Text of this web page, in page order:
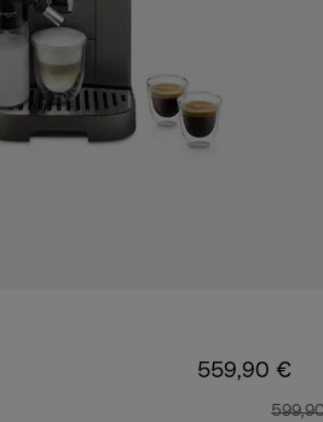
559,90 €